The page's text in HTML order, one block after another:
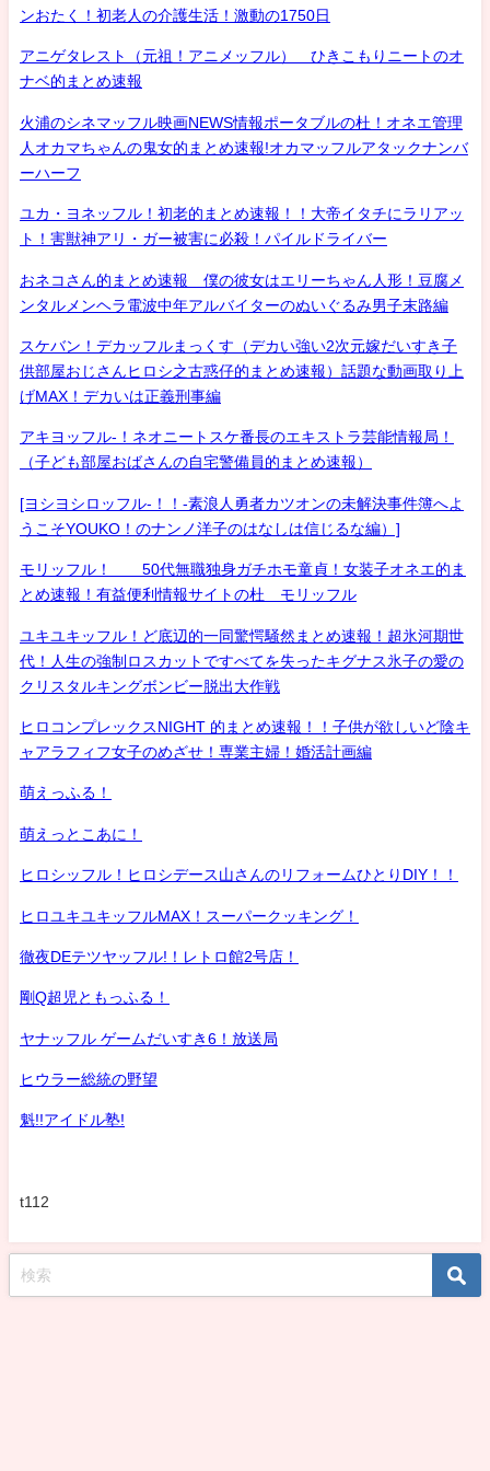
ンおたく！初老人の介護生活！激動の1750日
アニゲタレスト（元祖！アニメッフル） ひきこもりニートのオ
ナベ的まとめ速報
火浦のシネマッフル映画NEWS情報ポータブルの杜！オネエ管理
人オカマちゃんの鬼女的まとめ速報!オカマッフルアタックナンバ
ーハーフ
ユカ・ヨネッフル！初老的まとめ速報！！大帝イタチにラリアッ
ト！害獣神アリ・ガー被害に必殺！パイルドライバー
おネコさん的まとめ速報 僕の彼女はエリーちゃん人形！豆腐メ
ンタルメンヘラ電波中年アルバイターのぬいぐるみ男子末路編
スケバン！デカッフルまっくす（デカい強い2次元嫁だいすき子
供部屋おじさんヒロシ之古惑仔的まとめ速報）話題な動画取り上
げMAX！デカいは正義刑事編
アキヨッフル-！ネオニートスケ番長のエキストラ芸能情報局！
（子ども部屋おばさんの自宅警備員的まとめ速報）
[ヨシヨシロッフル-！！-素浪人勇者カツオンの未解決事件簿へよ
うこそYOUKO！のナンノ洋子のはなしは信じるな編）]
モリッフル！ 50代無職独身ガチホモ童貞！女装子オネエ的ま
とめ速報！有益便利情報サイトの杜 モリッフル
ユキユキッフル！ど底辺的一同驚愕騒然まとめ速報！超氷河期世
代！人生の強制ロスカットですべてを失ったキグナス氷子の愛の
クリスタルキングボンビー脱出大作戦
ヒロコンプレックスNIGHT 的まとめ速報！！子供が欲しいど陰キ
ャアラフィフ女子のめざせ！専業主婦！婚活計画編
萌えっふる！
萌えっとこあに！
ヒロシッフル！ヒロシデース山さんのリフォームひとりDIY！！
ヒロユキユキッフルMAX！スーパークッキング！
徹夜DEテツヤッフル!！レトロ館2号店！
剛Q超児ともっふる！
ヤナッフル ゲームだいすき6！放送局
ヒウラー総統の野望
魁!!アイドル塾!
t112